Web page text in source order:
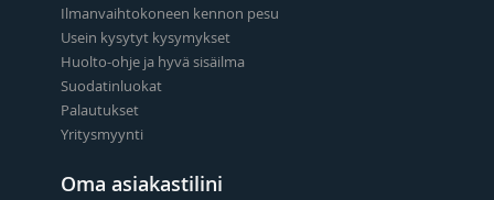
Ilmanvaihtokoneen kennon pesu
Usein kysytyt kysymykset
Huolto-ohje ja hyvä sisäilma
Suodatinluokat
Palautukset
Yritysmyynti
Oma asiakastilini